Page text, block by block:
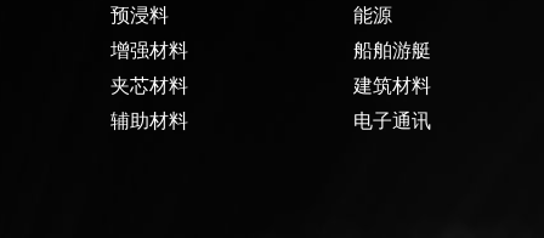
预浸料
增强材料
夹芯材料
辅助材料
能源
船舶游艇
建筑材料
电子通讯